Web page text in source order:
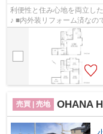
利便性と住み心地を両立し
♪ ■内外装リフォーム済なの
は家族が自然と集まる快適
売買 | 売地 OHANA